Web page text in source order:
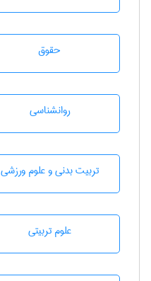
حقوق
روانشناسی
تربيت بدنی و علوم ورزشی
علوم تربيتی